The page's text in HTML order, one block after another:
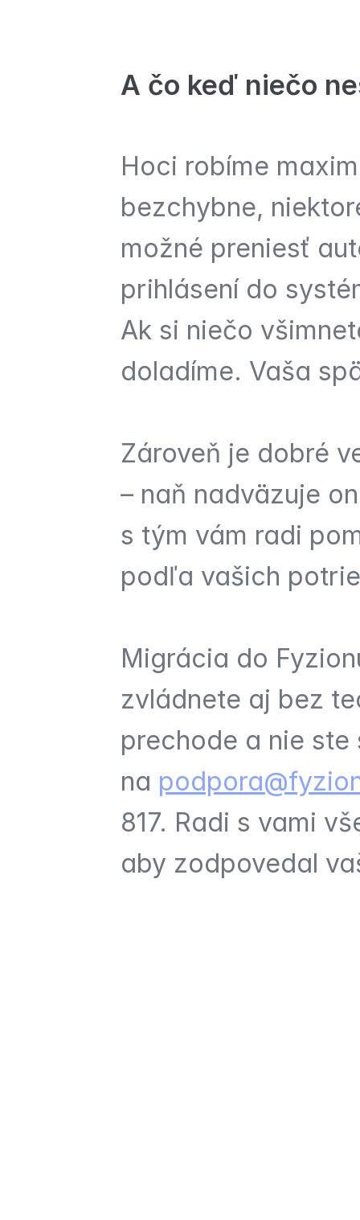
A čo keď niečo
Hoci robíme
bezchybne,
možné preniesť
prihlásení do
Ak si niečo
doladíme. Vaša
Zároveň je dobré
– naň nadväzuje
s tým vám radi
podľa vašich
Migrácia do
zvládnete aj bez
prechode a nie
na
817. Radi s vami
aby zodpovedal